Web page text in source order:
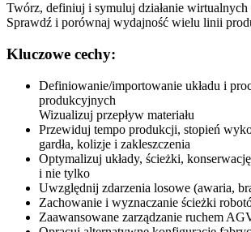
Twórz, definiuj i symuluj działanie
Sprawdź i porównaj wydajność wielu linii
Kluczowe cechy:
Definiowanie/importowanie układu i
produkcyjnych
Wizualizuj przepływ materiału
Przewiduj tempo produkcji, stopień
gardła, kolizje i zakleszczenia
Optymalizuj układy, ścieżki,
i nie tylko
Uwzględnij zdarzenia losowe (awaria,
Zachowanie i wyznaczanie ścieżki
Zaawansowane zarządzanie ruchem